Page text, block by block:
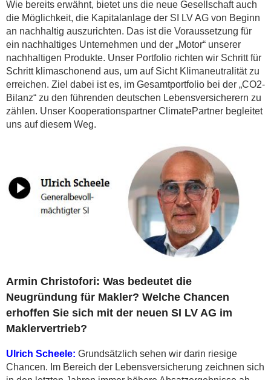
Wie bereits erwähnt, bietet uns die neue Gesellschaft auch
die Möglichkeit, die Kapitalanlage der SI LV AG von Beginn
an nachhaltig auszurichten. Das ist die Voraussetzung für
ein nachhaltiges Unternehmen und der „Motor“ unserer
nachhaltigen Produkte. Unser Portfolio richten wir Schritt für
Schritt klimaschonend aus, um auf Sicht Klimaneutralität zu
erreichen. Ziel dabei ist es, im Gesamtportfolio bei der „CO2-
Bilanz“ zu den führenden deutschen Lebensversicherern zu
zählen. Unser Kooperationspartner ClimatePartner begleitet
uns auf diesem Weg.
Armin Christofori: Was bedeutet die
Neugründung für Makler? Welche Chancen
erhoffen Sie sich mit der neuen SI LV AG im
Maklervertrieb?
Ulrich Scheele: Grundsätzlich sehen wir darin riesige
Chancen. Im Bereich der Lebensversicherung zeichnen sich